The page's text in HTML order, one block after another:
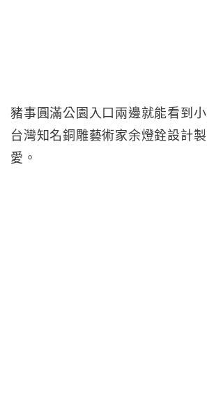
豬事圓滿公園入口兩邊就能看到
台灣知名銅雕藝術家余燈銓設計
愛。